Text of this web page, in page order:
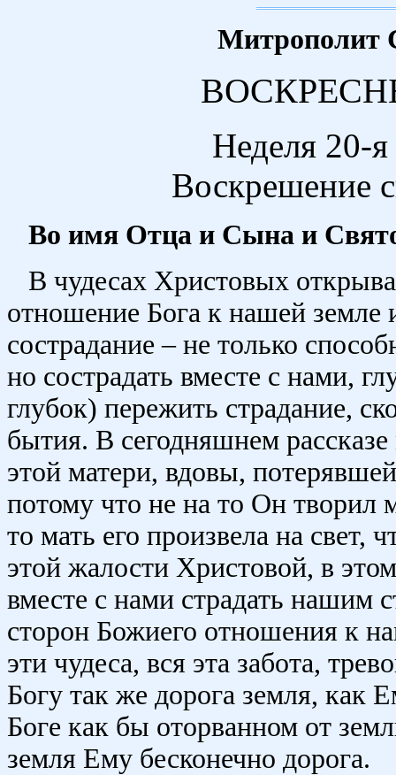
Митрополит
Неделя 20-
Воскрешение
Во имя Отца и Сына и
В чудесах Христовых
отношение Бога к нашей
сострадание – не только
но сострадать вместе с нами,
глубок) пережить страдание,
бытия. В сегодняшнем
этой матери, вдовы,
потому что не на то Он творил
то мать его произвела на
этой жалости Христовой, в
вместе с нами страдать нашим
сторон Божиего отношения к
эти чудеса, вся эта забота,
Богу так же дорога земля, как
Боге как бы оторванном от
земля Ему бесконечно дорога.